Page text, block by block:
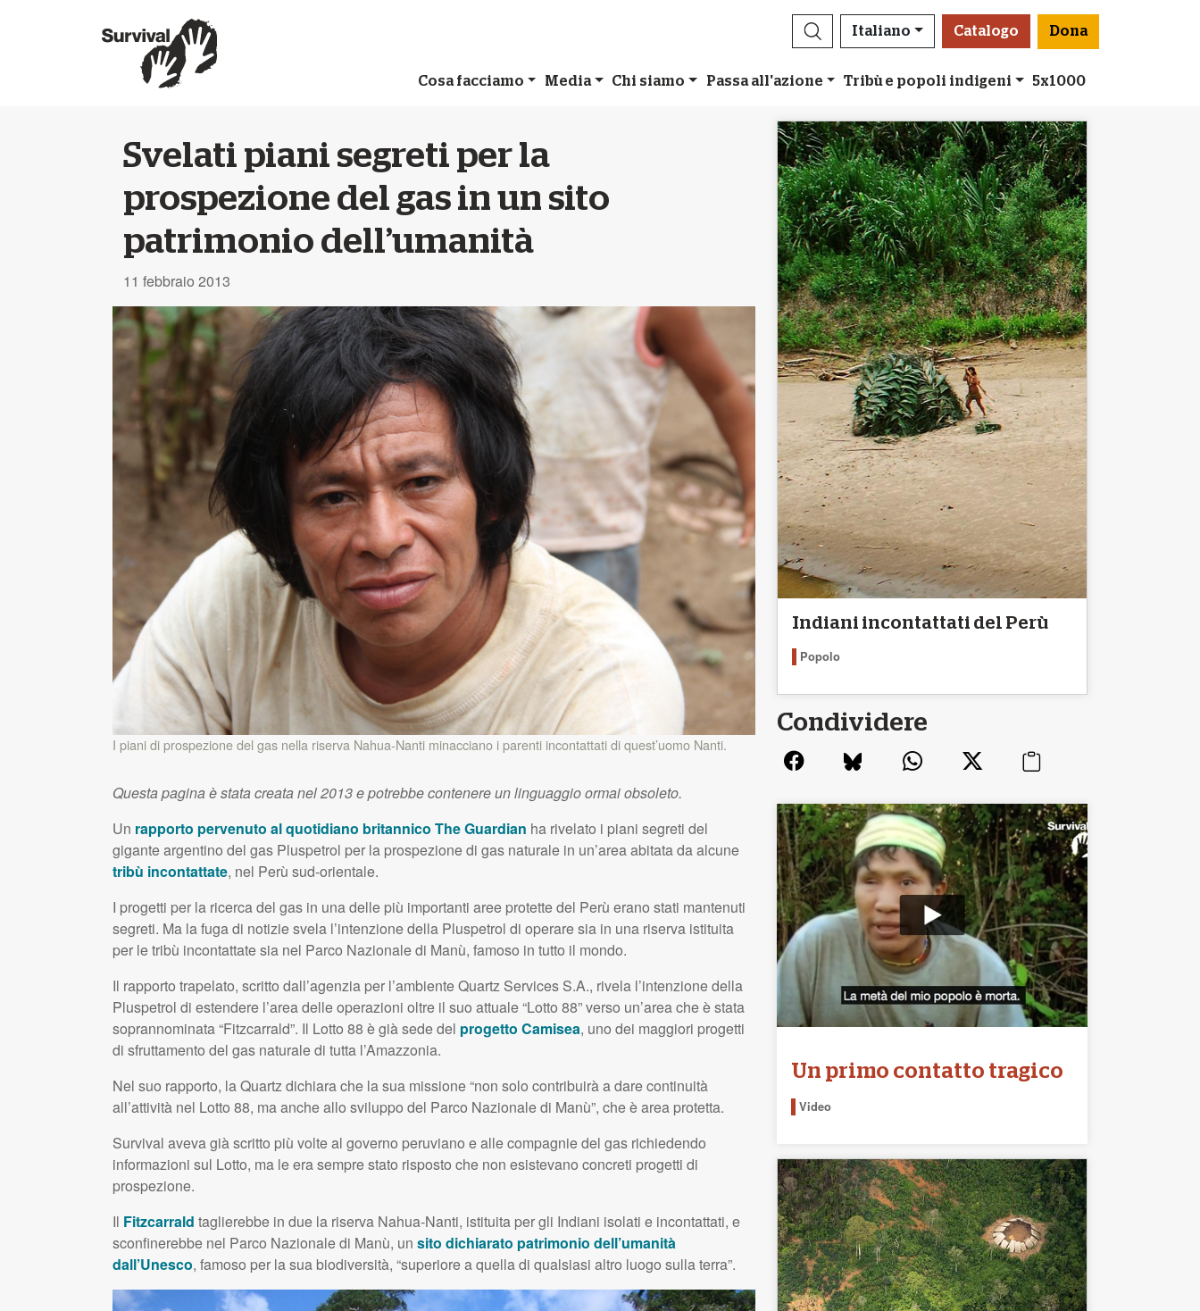
Italiano Catalogo Dona
Cosa facciamo Media Chi siamo Passa all'azione Tribù e popoli indigeni 5x1000
Svelati piani segreti per la
prospezione del gas in un sito
patrimonio dell’umanità
11 febbraio 2013
I piani di prospezione del gas nella riserva Nahua-Nanti minacciano i parenti incontattati di quest’uomo Nanti.
Questa pagina è stata creata nel 2013 e potrebbe contenere un linguaggio ormai obsoleto.
Un rapporto pervenuto al quotidiano britannico The Guardian ha rivelato i piani segreti del
gigante argentino del gas Pluspetrol per la prospezione di gas naturale in un’area abitata da alcune
tribù incontattate, nel Perù sud-orientale.
I progetti per la ricerca del gas in una delle più importanti aree protette del Perù erano stati mantenuti
segreti. Ma la fuga di notizie svela l’intenzione della Pluspetrol di operare sia in una riserva istituita
per le tribù incontattate sia nel Parco Nazionale di Manù, famoso in tutto il mondo.
Il rapporto trapelato, scritto dall’agenzia per l’ambiente Quartz Services S.A., rivela l’intenzione della
Pluspetrol di estendere l’area delle operazioni oltre il suo attuale “Lotto 88” verso un’area che è stata
soprannominata “Fitzcarrald”. Il Lotto 88 è già sede del progetto Camisea, uno dei maggiori progetti
di sfruttamento del gas naturale di tutta l’Amazzonia.
Nel suo rapporto, la Quartz dichiara che la sua missione “non solo contribuirà a dare continuità
all’attività nel Lotto 88, ma anche allo sviluppo del Parco Nazionale di Manù”, che è area protetta.
Survival aveva già scritto più volte al governo peruviano e alle compagnie del gas richiedendo
informazioni sul Lotto, ma le era sempre stato risposto che non esistevano concreti progetti di
prospezione.
Il Fitzcarrald taglierebbe in due la riserva Nahua-Nanti, istituita per gli Indiani isolati e incontattati, e
sconfinerebbe nel Parco Nazionale di Manù, un sito dichiarato patrimonio dell’umanità
dall’Unesco, famoso per la sua biodiversità, “superiore a quella di qualsiasi altro luogo sulla terra”.
Indiani incontattati del Perù
Popolo
Condividere
Un primo contatto tragico
Video